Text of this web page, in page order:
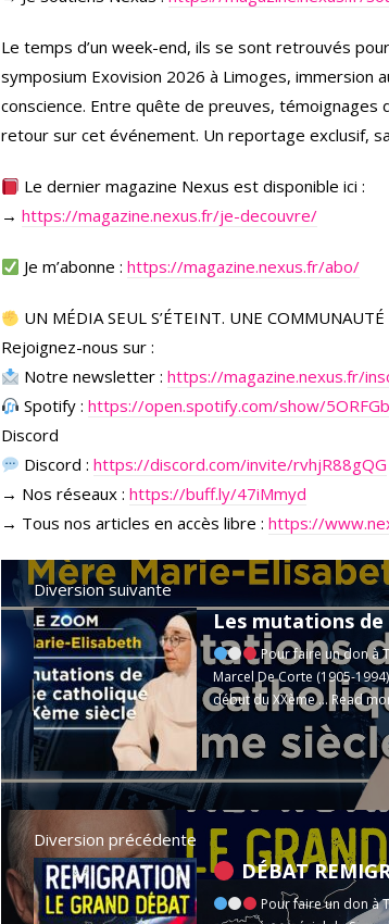
Le temps d’un week-end, ils se sont retrouvés
symposium Exovision 2026 à Limoges, immersion
conscience. Entre quête de preuves, témoignages
retour sur cet événement. Un reportage exclusif,
Le dernier magazine Nexus est disponible ici :
→ https://magazine.nexus.fr/je-decouvre/
Je m’abonne :https://magazine.nexus.fr/abo/
UN MÉDIA SEUL S’ÉTEINT. UNE COMMUNAUTÉ
Rejoignez-nous sur :
Notre newsletter :https://magazine.nexus.fr/
Spotify :https://open.spotify.com/show/
Discord
Discord :https://discord.com/invite/rvhjR88gQG
→ Nos réseaux : https://buff.ly/47iMmyd
→ Tous nos articles en accès libre : https://
Diversion suivante
Pour faire un don à
Marcel De Corte (1905-
début du XXème ... Read
Diversion précédente
DÉBAT REMIGRATION :
Pour faire un don à